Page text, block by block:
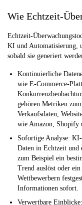
Wie Echtzeit-
Echtzeit-
KI und Automatisierung,
sobald sie generiert
Kontinuierliche
wie E-Commerce-
gehören Metriken
Verkaufsdaten,
wie Amazon, Shopify
Sofortige Analyse: KI-
Daten in Echtzeit und
zum Beispiel ein
Trend auslöst oder
Wettbewerbern
Informationen sofort.
Verwertbare Einblicke: